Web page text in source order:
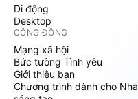
Di động
Desktop
CỘNG ĐỒNG
Mạng xã hội
Bức tường Tình yêu
Giới thiệu bạn
Chương trình dành cho Nhà